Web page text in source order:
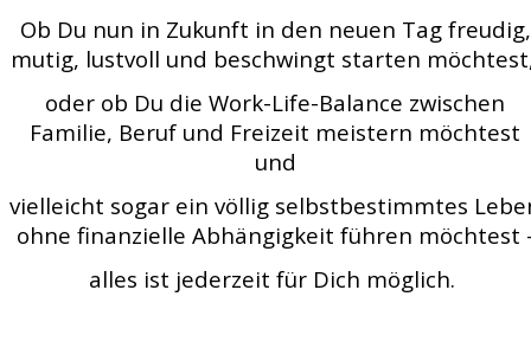
Ob Du nun in Zukunft in den neuen Tag freudig,
mutig, lustvoll und beschwingt starten
oder ob Du die Work-Life-Balance zwischen
Familie, Beruf und Freizeit meistern möchtest
und
vielleicht sogar ein völlig selbstbestimmtes
ohne finanzielle Abhängigkeit führen möchtest
alles ist jederzeit für Dich möglich.